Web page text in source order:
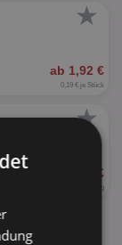
★
ab 1,92 €
0,19 € je Stück
★
ab 5,99 €
11,98 € je kg